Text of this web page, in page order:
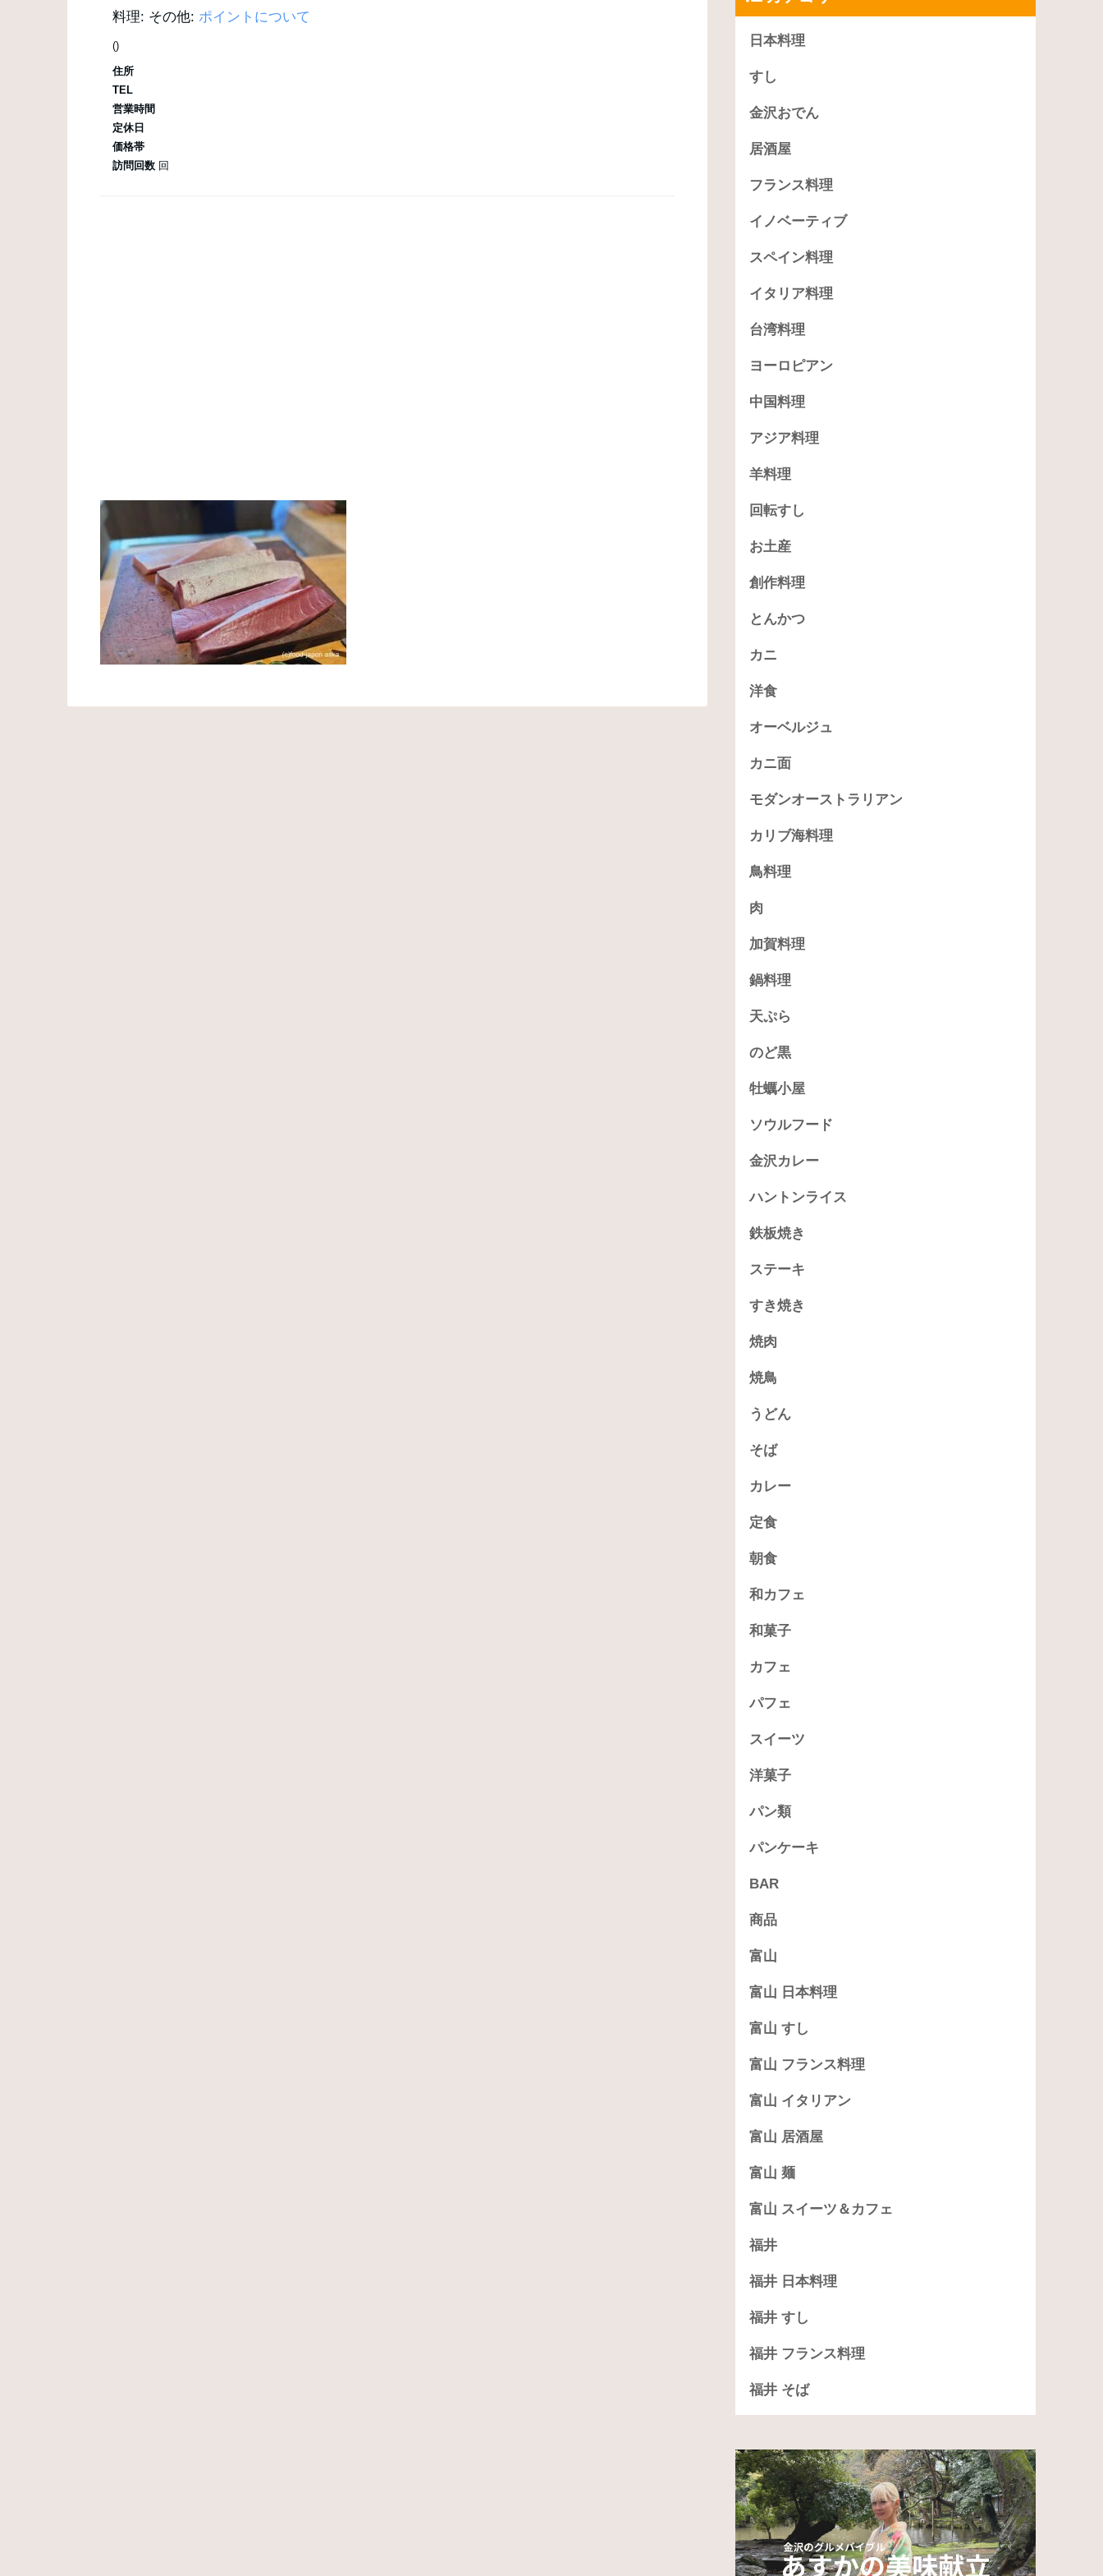
料理: その他: ポイントについて
()
住所
TEL
営業時間
定休日
価格帯
訪問回数 回
日本料理
すし
金沢おでん
居酒屋
フランス料理
イノベーティブ
スペイン料理
イタリア料理
台湾料理
ヨーロピアン
中国料理
アジア料理
羊料理
回転すし
お土産
創作料理
とんかつ
カニ
洋食
オーベルジュ
カニ面
モダンオーストラリアン
カリブ海料理
鳥料理
肉
加賀料理
鍋料理
天ぷら
のど黒
牡蠣小屋
ソウルフード
金沢カレー
ハントンライス
鉄板焼き
ステーキ
すき焼き
焼肉
焼鳥
うどん
そば
カレー
定食
朝食
和カフェ
和菓子
カフェ
パフェ
スイーツ
洋菓子
パン類
パンケーキ
BAR
商品
富山
富山 日本料理
富山 すし
富山 フランス料理
富山 イタリアン
富山 居酒屋
富山 麺
富山 スイーツ＆カフェ
福井
福井 日本料理
福井 すし
福井 フランス料理
福井 そば